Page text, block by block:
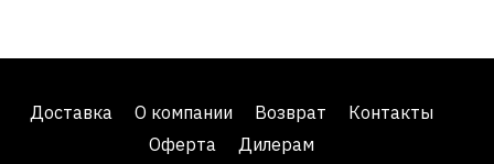
Доставка О компании Возврат
Контакты
Оферта
Дилерам